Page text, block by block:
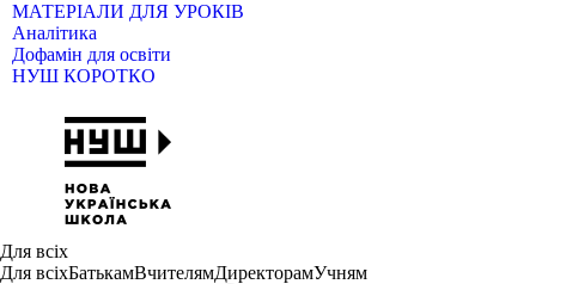
МАТЕРІАЛИ ДЛЯ УРОКІВ
Аналітика
Дофамін для освіти
НУШ КОРОТКО
Для всіх
Для всіхБатькамВчителямДиректорамУчням